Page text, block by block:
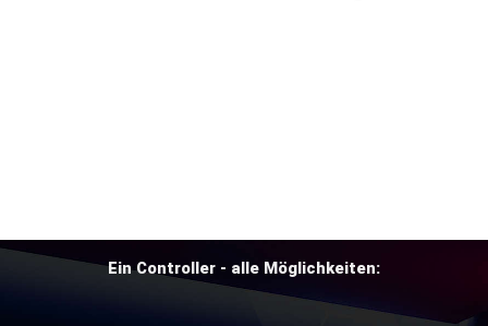
Ein Controller - alle Möglichkeiten: